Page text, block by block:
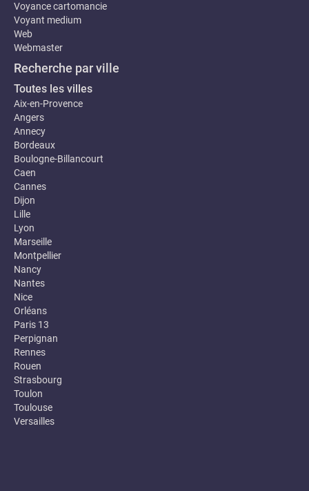
Voyance cartomancie
Voyant medium
Web
Webmaster
Recherche par ville
Toutes les villes
Aix-en-Provence
Angers
Annecy
Bordeaux
Boulogne-Billancourt
Caen
Cannes
Dijon
Lille
Lyon
Marseille
Montpellier
Nancy
Nantes
Nice
Orléans
Paris 13
Perpignan
Rennes
Rouen
Strasbourg
Toulon
Toulouse
Versailles